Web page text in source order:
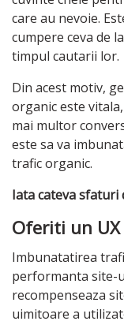
care au nevoie.
cumpere ceva de
timpul cautarii lor.
Din acest motiv,
organic este
mai multor
este sa va
trafic organic.
Iata cateva sfaturi
Oferiti un
Imbunatatirea
performanta site-
recompenseaza
uimitoare a